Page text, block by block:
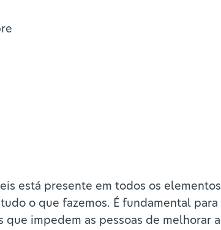
está presente em todos os
o que fazemos. É fundamental
impedem as pessoas de melhorar